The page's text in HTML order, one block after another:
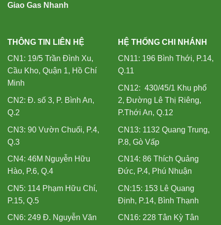
Giao Gas Nhanh
THÔNG TIN LIÊN HỆ
CN1: 19/5 Trần Đình Xu,
Cầu Kho, Quận 1, Hồ Chí
Minh
CN2: Đ. số 3, P. Bình An,
Q.2
CN3: 90 Vườn Chuối, P.4,
Q.3
CN4: 46M Nguyễn Hữu
Hào, P.6, Q.4
CN5: 114 Phạm Hữu Chí,
P.15, Q.5
CN6: 249 Đ. Nguyễn Văn
HỆ THỐNG CHI NHÁNH
CN11: 196 Bình Thới, P.14,
Q.11
CN12: 430/45/1 Khu phố
2, Đường Lê Thị Riêng,
P.Thới An, Q.12
CN13: 1132 Quang Trung,
P.8, Gò Vấp
CN14: 86 Thích Quảng
Đức, P.4, Phú Nhuận
CN:15: 153 Lê Quang
Định, P.14, Bình Thạnh
CN16: 228 Tân Kỳ Tân